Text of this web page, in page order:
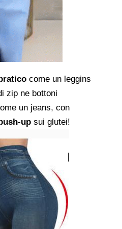
come un leggins
zip ne bottoni
un jeans, con
up sui glutei!